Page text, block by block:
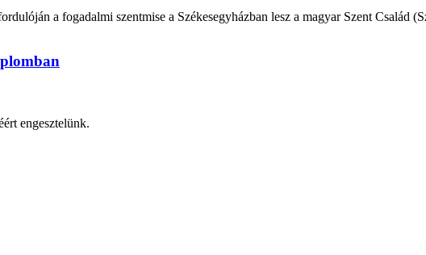
a fogadalmi szentmise a Székesegyházban lesz a magyar Szent Család
engesztelünk.